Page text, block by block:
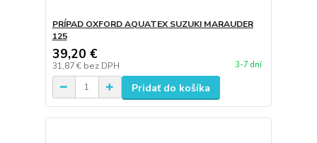
PRÍPAD OXFORD AQUATEX SUZUKI MARAUDER
125
39,20 €
31,87 € bez DPH 3-7 dní
Pridať do košíka